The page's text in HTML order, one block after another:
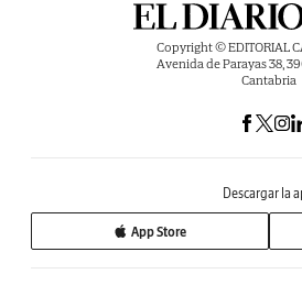
Copyright © EDITORIAL
Avenida de Parayas 38,
Cantabria
Descargar la
App Store